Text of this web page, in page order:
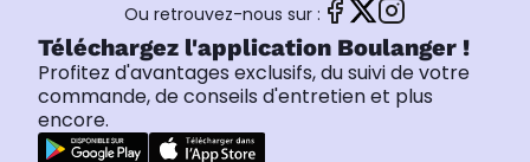
Ou retrouvez-nous sur :
Téléchargez l'application Boulanger !
Profitez d'avantages exclusifs, du suivi de votre
commande, de conseils d'entretien et plus
encore.